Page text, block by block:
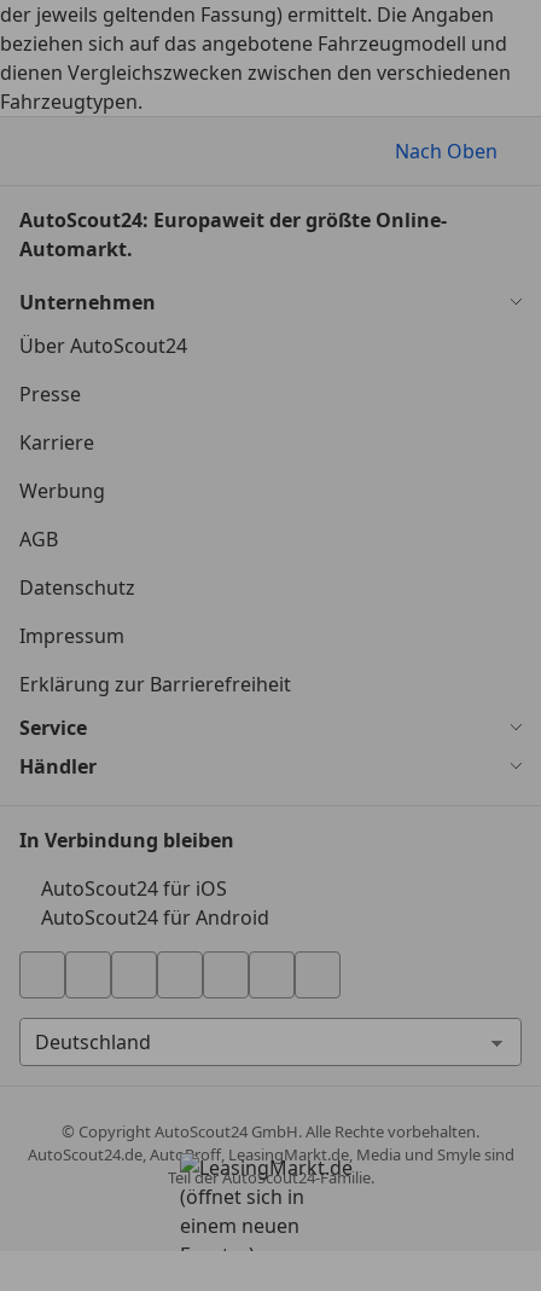
der jeweils geltenden Fassung) ermittelt. Die Angaben
beziehen sich auf das angebotene Fahrzeugmodell und
dienen Vergleichszwecken zwischen den verschiedenen
Fahrzeugtypen.
Nach Oben
AutoScout24: Europaweit der größte Online-
Automarkt.
Unternehmen
Über AutoScout24
Presse
Karriere
Werbung
AGB
Datenschutz
Impressum
Erklärung zur Barrierefreiheit
Service
Händler
In Verbindung bleiben
AutoScout24 für iOS
AutoScout24 für Android
© CopyrightAutoScout24 GmbH. Alle Rechte vorbehalten.
AutoScout24.de, AutoProff, LeasingMarkt.de, Media und Smyle sind
Teil der AutoScout24-Familie.